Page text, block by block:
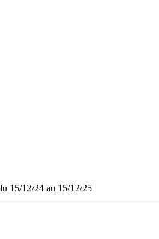
15/12/24 au 15/12/25